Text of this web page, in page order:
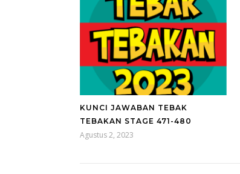
KUNCI JAWABAN TEBAK
TEBAKAN STAGE 471-480
Agustus 2, 2023